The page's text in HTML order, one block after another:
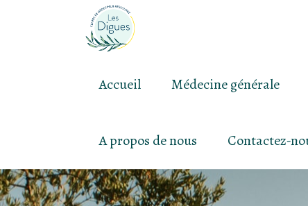
Accueil Médecine générale
A propos de nous Contactez-